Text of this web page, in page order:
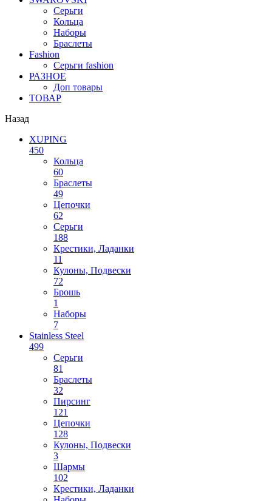
Серьги
Кольца
Наборы
Браслеты
Fashion
Серьги fashion
РАЗНОЕ
Доп товары
ТОВАР
Назад
XUPING
450
Кольца
60
Браслеты
49
Цепочки
62
Серьги
188
Крестики, Ладанки
11
Кулоны, Подвески
72
Брошь
1
Наборы
7
Stainless Steel
499
Cерьги
81
Браслеты
32
Пирсинг
121
Цепочки
128
Кулоны, Подвески
3
Шармы
102
Крестики, Ладанки